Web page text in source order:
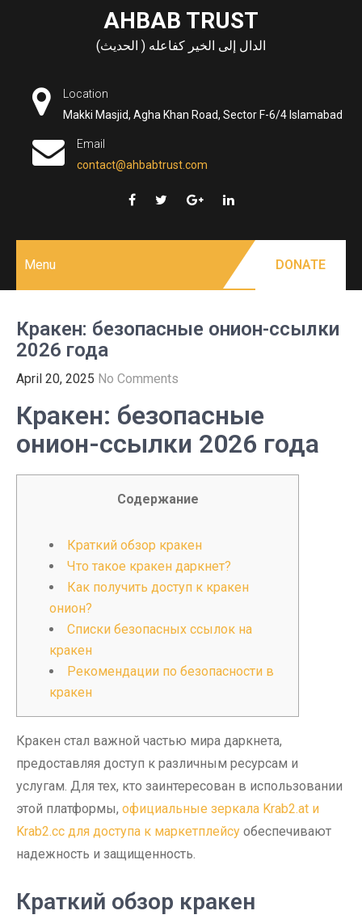
AHBAB TRUST
الدال إلى الخير كفاعله ( الحديث)
Location
Makki Masjid, Agha Khan Road, Sector F-6/4 Islamabad
Email
contact@ahbabtrust.com
Menu DONATE
Кракен: безопасные онион-ссылки
2026 года
April 20, 2025 No Comments
Кракен: безопасные
онион-ссылки 2026 года
Содержание
Краткий обзор кракен
Что такое кракен даркнет?
Как получить доступ к кракен
онион?
Списки безопасных ссылок на
кракен
Рекомендации по безопасности в
кракен
Кракен стал важной частью мира даркнета,
предоставляя доступ к различным ресурсам и
услугам. Для тех, кто заинтересован в использовании
этой платформы, официальные зеркала Krab2.at и
Krab2.cc для доступа к маркетплейсу обеспечивают
надежность и защищенность.
Краткий обзор кракен